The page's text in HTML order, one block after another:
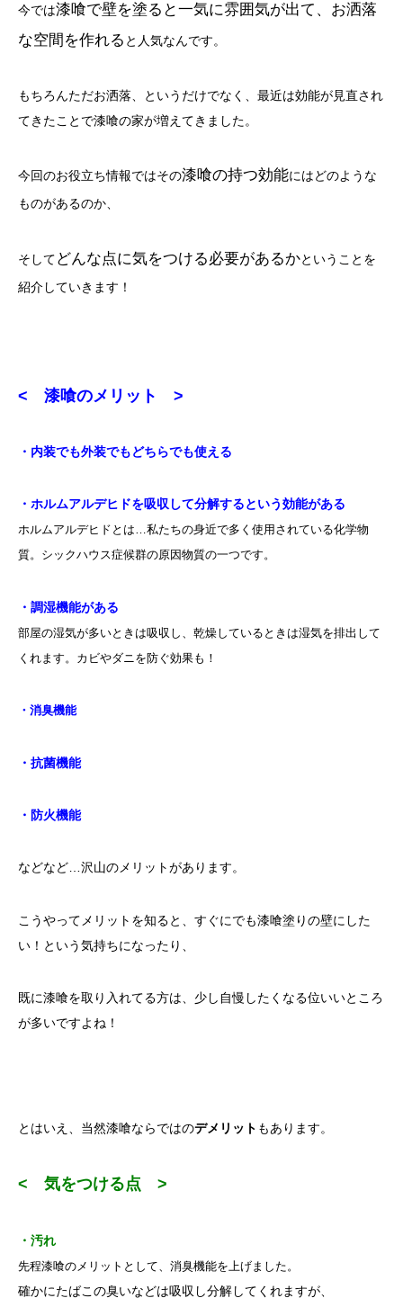
今では漆喰で壁を塗ると一気に雰囲気が出て、お洒落
な空間を作れる と人気なんです。
もちろんただお洒落、というだけでなく、最近は効能が見直され
てきたことで漆喰の家が増えてきました。
今回のお役立ち情報ではその漆喰の持つ効能にはどのような
ものがあるのか、
そしてどんな点に気をつける必要があるかということを
紹介していきます！
< 漆喰のメリット >
・内装でも外装でもどちらでも使える
・ホルムアルデヒドを吸収して分解するという効能がある
ホルムアルデヒドとは…私たちの身近で多く使用されている化学物
質。シックハウス症候群の原因物質の一つです。
・調湿機能がある
部屋の湿気が多いときは吸収し、乾燥しているときは湿気を排出して
くれます。カビやダニを防ぐ効果も！
・消臭機能
・抗菌機能
・防火機能
などなど…沢山のメリットがあります。
こうやってメリットを知ると、すぐにでも漆喰塗りの壁にした
い！という気持ちになったり、
既に漆喰を取り入れてる方は、少し自慢したくなる位いいところ
が多いですよね！
とはいえ、当然漆喰ならではのデメリット もあります。
< 気をつける点 >
・汚れ
先程漆喰のメリットとして、消臭機能を上げました。
確かにたばこの臭いなどは吸収し分解してくれますが、